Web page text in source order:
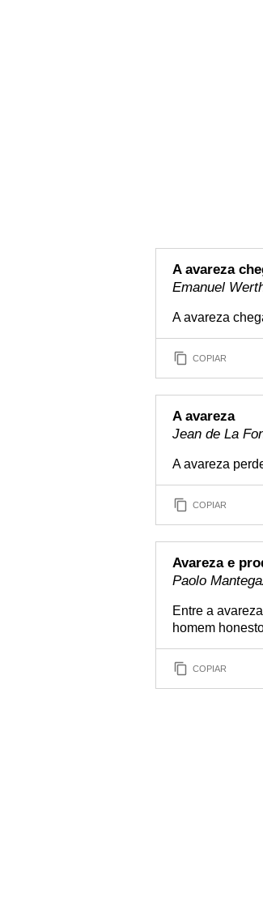
A avareza
Emanuel
A avareza
COPIAR
A avareza
Jean de La
A avareza
COPIAR
Avareza e
Paolo
Entre a
homem
COPIAR